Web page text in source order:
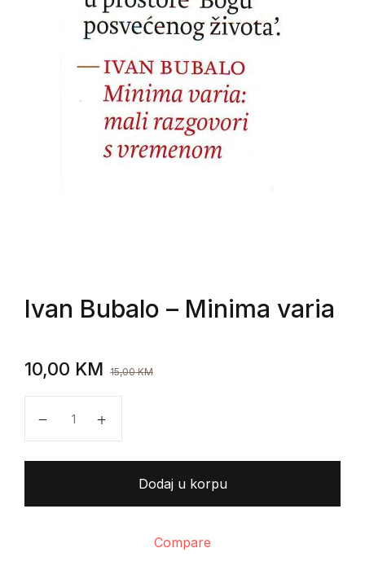
Ivan Bubalo – Minima varia
10,00 KM 15,00KM
Dodaj u korpu
Compare